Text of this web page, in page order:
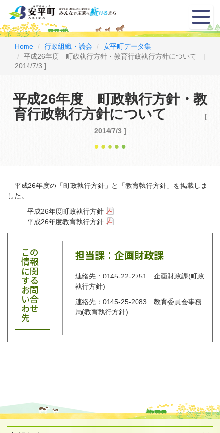
メ
ニ
ュ
Home 行政組織・議会
安平町データ集
平成26年度 町政執行方針・教育行政執行方針について [
2014/7/3 ]
平成26年度 町政執行方針・教
育行政執行方針について
[
2014/7/3 ]
平成26年度の「町政執行方針」と「教育執行方針」を掲載しま
した。
平成26年度町政執行方針
平成26年度教育執行方針
この
情報
に関
する
お問
い合
わせ
先
担当課：企画財政課
連絡先：0145-22-2751 企画財政課(町政
執行方針)
連絡先：0145-25-2083 教育委員会事務
局(教育執行方針)